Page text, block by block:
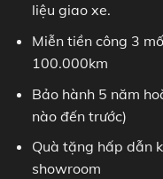
liệu giao xe.
Miễn tiền công 3
100.000km
Bảo hành 5 năm
nào đến trước)
Quà tặng hấp dẫn
showroom